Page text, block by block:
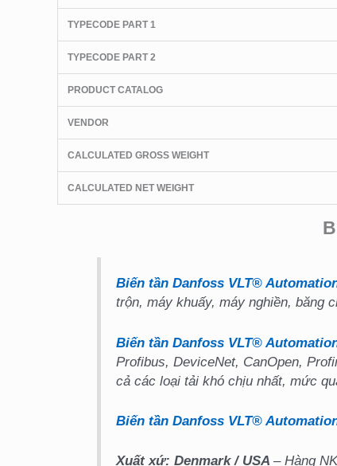
TYPECODE PART 1
TYPECODE PART 2
PRODUCT CATALOG
VENDOR
CALCULATED GROSS WEIGHT
CALCULATED NET WEIGHT
Biến tần Danfoss VLT®
trộn, máy khuấy, máy nghiền, băng
Biến tần Danfoss VLT®
Profibus, DeviceNet, CanOpen,
cả các loại tải khó chịu nhất, mức
Biến tần Danfoss VLT®
Xuất xứ: Denmark / USA– Hàng